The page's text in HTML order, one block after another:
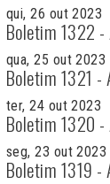
qui, 26 out 2023
Boletim 1322 -
qua, 25 out 2023
Boletim 1321 -
ter, 24 out 2023
Boletim 1320 -
seg, 23 out 2023
Boletim 1319 -